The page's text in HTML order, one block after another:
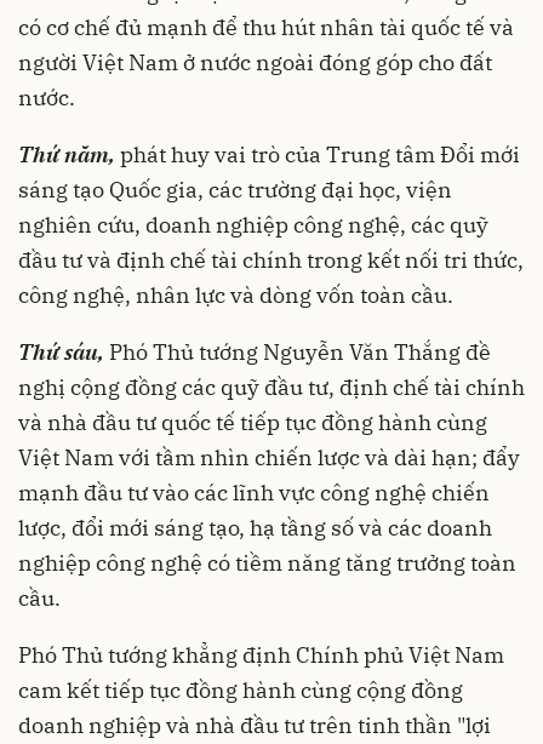
có cơ chế đủ mạnh để thu hút nhân tài quốc tế và
người Việt Nam ở nước ngoài đóng góp cho đất
nước.
Thứ năm, phát huy vai trò của Trung tâm Đổi mới
sáng tạo Quốc gia, các trường đại học, viện
nghiên cứu, doanh nghiệp công nghệ, các quỹ
đầu tư và định chế tài chính trong kết nối tri thức,
công nghệ, nhân lực và dòng vốn toàn cầu.
Thứ sáu, Phó Thủ tướng Nguyễn Văn Thắng đề
nghị cộng đồng các quỹ đầu tư, định chế tài chính
và nhà đầu tư quốc tế tiếp tục đồng hành cùng
Việt Nam với tầm nhìn chiến lược và dài hạn; đẩy
mạnh đầu tư vào các lĩnh vực công nghệ chiến
lược, đổi mới sáng tạo, hạ tầng số và các doanh
nghiệp công nghệ có tiềm năng tăng trưởng toàn
cầu.
Phó Thủ tướng khẳng định Chính phủ Việt Nam
cam kết tiếp tục đồng hành cùng cộng đồng
doanh nghiệp và nhà đầu tư trên tinh thần "lợi